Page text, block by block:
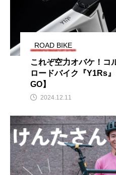
ROAD BIKE
これぞ空力オバケ！コ
ロードバイク『Y1Rs
GO】
2024.12.11